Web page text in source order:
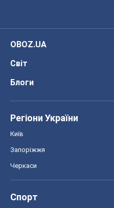
OBOZ.UA
Світ
Блоги
Регіони України
Київ
Запоріжжя
Черкаси
Спорт